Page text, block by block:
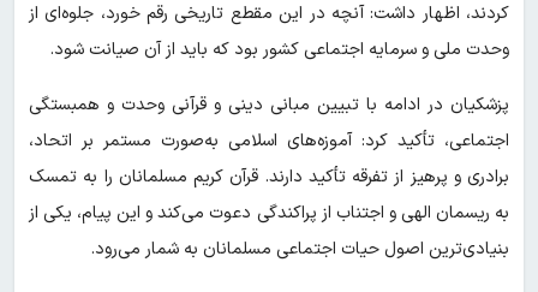
کردند، اظهار داشت: آنچه در این مقطع تاریخی رقم خورد، جلوه‌ای از
وحدت ملی و سرمایه اجتماعی کشور بود که باید از آن صیانت شود.
پزشکیان در ادامه با تبیین مبانی دینی و قرآنی وحدت و همبستگی
اجتماعی، تأکید کرد: آموزه‌های اسلامی به‌صورت مستمر بر اتحاد،
برادری و پرهیز از تفرقه تأکید دارند. قرآن کریم مسلمانان را به تمسک
به ریسمان الهی و اجتناب از پراکندگی دعوت می‌کند و این پیام، یکی از
بنیادی‌ترین اصول حیات اجتماعی مسلمانان به شمار می‌رود.